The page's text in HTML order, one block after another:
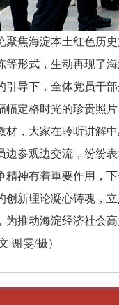
海淀本土红色历史
等形式，生动再现了
引导下，全体党员干
幅定格时光的珍贵照
材，大家在聆听讲解
观边交流，纷纷表
精神有着重要作用，
创新理论凝心铸魂，
为推动海淀经济社会高
雯/摄）